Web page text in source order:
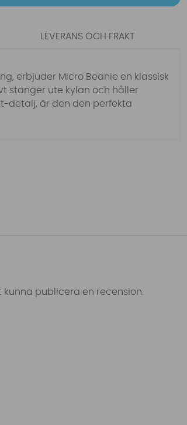
erbjuder Micro Beanie en klassisk
stänger ute kylan och håller
detalj, är den den perfekta
LEVERANS OCH FRAKT
kunna publicera en recension.